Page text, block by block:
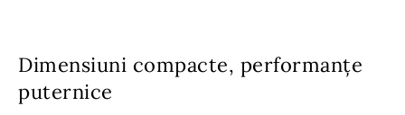
Dimensiuni compacte, performanțe
puternice